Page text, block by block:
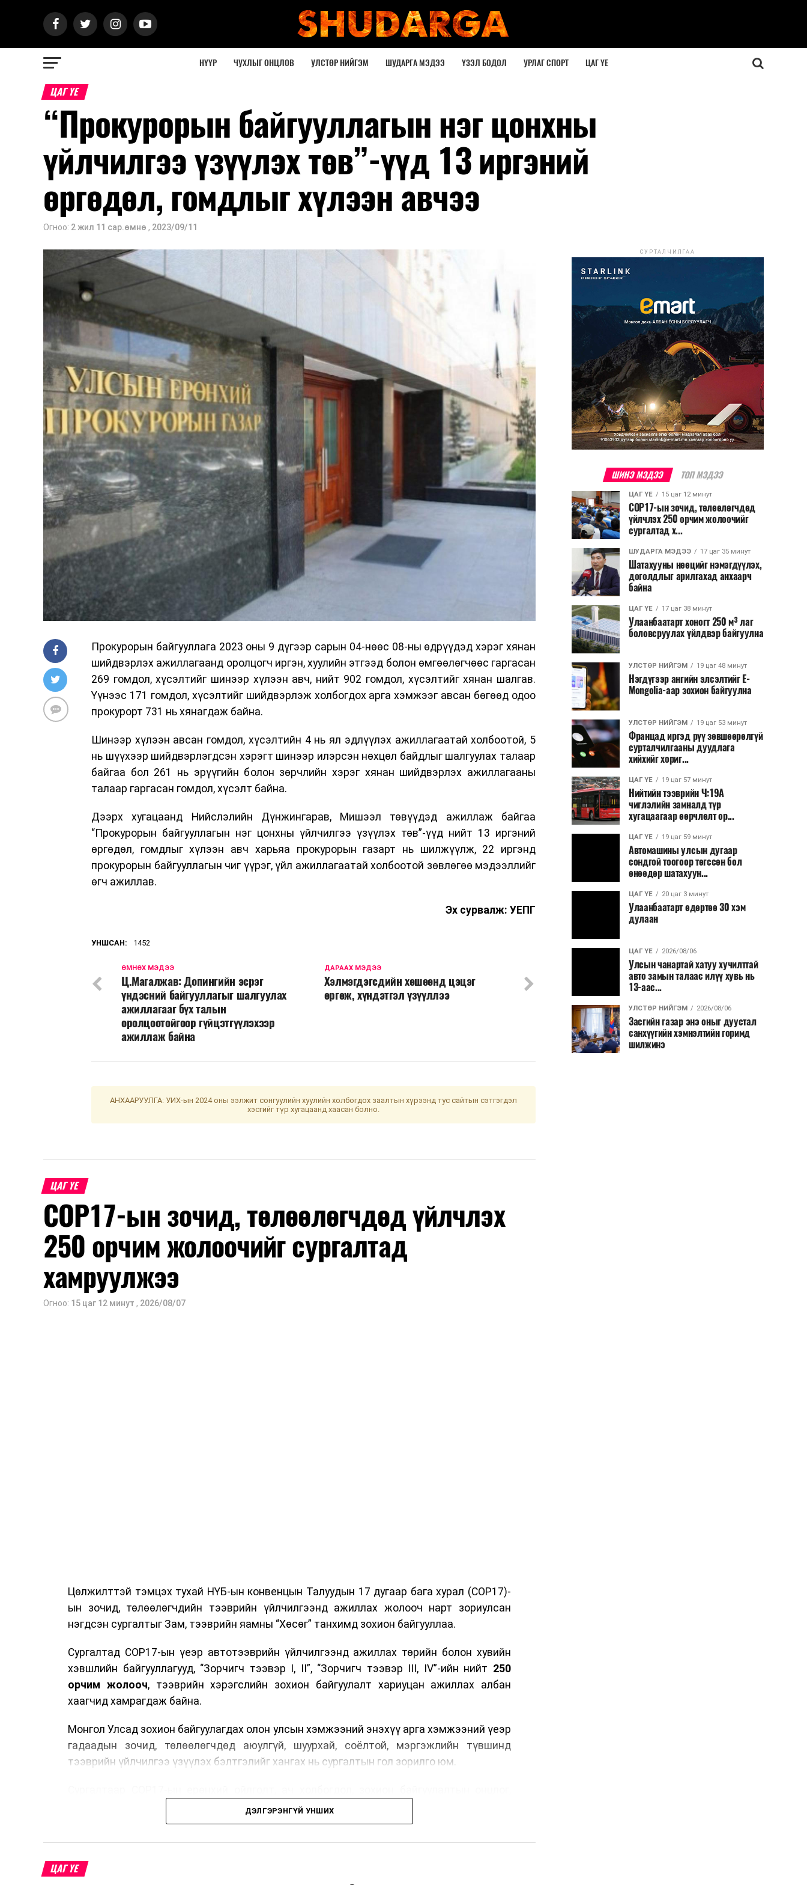
НҮҮР ЧУХЛЫГ ОНЦЛОВ УЛСТӨР НИЙГЭМ ШУДАРГА МЭДЭЭ ҮЗЭЛ БОДОЛ УРЛАГ СПОРТ ЦАГ ҮЕ
ЦАГ ҮЕ
“Прокурорын байгууллагын нэг цонхны
үйлчилгээ үзүүлэх төв”-үүд 13 иргэний
өргөдөл, гомдлыг хүлээн авчээ
Огноо: 2 жил 11 сар.өмнө , 2023/09/11
Прокурорын байгууллага 2023 оны 9 дүгээр сарын 04-нөөс 08-ны өдрүүдэд хэрэг хянан
шийдвэрлэх ажиллагаанд оролцогч иргэн, хуулийн этгээд болон өмгөөлөгчөөс гаргасан
269 гомдол, хүсэлтийг шинээр хүлээн авч, нийт 902 гомдол, хүсэлтийг хянан шалгав.
Үүнээс 171 гомдол, хүсэлтийг шийдвэрлэж холбогдох арга хэмжээг авсан бөгөөд одоо
прокурорт 731 нь хянагдаж байна.
Шинээр хүлээн авсан гомдол, хүсэлтийн 4 нь ял эдлүүлэх ажиллагаатай холбоотой, 5
нь шүүхээр шийдвэрлэгдсэн хэрэгт шинээр илэрсэн нөхцөл байдлыг шалгуулах талаар
байгаа бол 261 нь эрүүгийн болон зөрчлийн хэрэг хянан шийдвэрлэх ажиллагааны
талаар гаргасан гомдол, хүсэлт байна.
Дээрх хугацаанд Нийслэлийн Дүнжингарав, Мишээл төвүүдэд ажиллаж байгаа
“Прокурорын байгууллагын нэг цонхны үйлчилгээ үзүүлэх төв”-үүд нийт 13 иргэний
өргөдөл, гомдлыг хүлээн авч харьяа прокурорын газарт нь шилжүүлж, 22 иргэнд
прокурорын байгууллагын чиг үүрэг, үйл ажиллагаатай холбоотой зөвлөгөө мэдээллийг
өгч ажиллав.
Эх сурвалж: УЕПГ
УНШСАН: 1452
ДАРААХ МЭДЭЭ
Хэлмэгдэгсдийн хөшөөнд цэцэг
өргөж, хүндэтгэл үзүүллээ
ӨМНӨХ МЭДЭЭ
Ц.Магалжав: Допингийн эсрэг
үндэсний байгууллагыг шалгуулах
ажиллагааг бүх талын
оролцоотойгоор гүйцэтгүүлэхээр
ажиллаж байна
АНХААРУУЛГА: УИХ-ын 2024 оны ээлжит сонгуулийн хуулийн холбогдох заалтын хүрээнд тус сайтын сэтгэгдэл
хэсгийг түр хугацаанд хаасан болно.
ЦАГ ҮЕ
COP17-ын зочид, төлөөлөгчдөд үйлчлэх
250 орчим жолоочийг сургалтад
хамруулжээ
Огноо: 15 цаг 12 минут , 2026/08/07
Цөлжилттэй тэмцэх тухай НҮБ-ын конвенцын Талуудын 17 дугаар бага хурал (COP17)-
ын зочид, төлөөлөгчдийн тээврийн үйлчилгээнд ажиллах жолооч нарт зориулсан
нэгдсэн сургалтыг Зам, тээврийн яамны “Хөсөг” танхимд зохион байгууллаа.
Сургалтад COP17-ын үеэр автотээврийн үйлчилгээнд ажиллах төрийн болон хувийн
хэвшлийн байгууллагууд, “Зорчигч тээвэр I, II”, “Зорчигч тээвэр III, IV”-ийн нийт 250
орчим жолооч, тээврийн хэрэгслийн зохион байгуулалт хариуцан ажиллах албан
хаагчид хамрагдаж байна.
Монгол Улсад зохион байгуулагдах олон улсын хэмжээний энэхүү арга хэмжээний үеэр
гадаадын зочид, төлөөлөгчдөд аюулгүй, шуурхай, соёлтой, мэргэжлийн түвшинд
тээврийн үйлчилгээ үзүүлэх бэлтгэлийг хангах нь сургалтын гол зорилго юм.
зочид, төлөөлөгчдийн ангилал, үйлчилгээний стандарт, жолооч нарын үүрэг
хариуцлага, сахилга бат, үйлчилгээний соёл, ёс зүй, мэргэжлийн харилцааны талаар
Түүнчлэн зочдыг нисэх буудлаас угтан авах, зочид буудал болон арга хэмжээний
ДЭЛГЭРЭНГҮЙ УНШИХ
ЦАГ ҮЕ
СУРТАЛЧИЛГАА
ШИНЭ МЭДЭЭ ТОП МЭДЭЭ
ЦАГ ҮЕ 15 цаг 12 минут
COP17-ын зочид, төлөөлөгчдөд
үйлчлэх 250 орчим жолоочийг
сургалтад х...
ШУДАРГА МЭДЭЭ 17 цаг 35 минут
Шатахууны нөөцийг нэмэгдүүлэх,
доголдлыг арилгахад анхаарч
байна
ЦАГ ҮЕ 17 цаг 38 минут
Улаанбаатарт хоногт 250 м³ лаг
боловсруулах үйлдвэр байгуулна
УЛСТӨР НИЙГЭМ 19 цаг 48 минут
Нэгдүгээр ангийн элсэлтийг E-
Mongolia-аар зохион байгуулна
УЛСТӨР НИЙГЭМ 19 цаг 53 минут
Францад иргэд рүү зөвшөөрөлгүй
сурталчилгааны дуудлага
хийхийг хориг...
ЦАГ ҮЕ 19 цаг 57 минут
Нийтийн тээврийн Ч:19А
чиглэлийн замналд түр
хугацаагаар өөрчлөлт ор...
ЦАГ ҮЕ 19 цаг 59 минут
Автомашины улсын дугаар
сондгой тоогоор төгссөн бол
өнөөдөр шатахуун...
ЦАГ ҮЕ 20 цаг 3 минут
Улаанбаатарт өдөртөө 30 хэм
дулаан
ЦАГ ҮЕ 2026/08/06
Улсын чанартай хатуу хучилттай
авто замын талаас илүү хувь нь
13-аас...
УЛСТӨР НИЙГЭМ 2026/08/06
Засгийн газар энэ оныг дуустал
санхүүгийн хэмнэлтийн горимд
шилжинэ